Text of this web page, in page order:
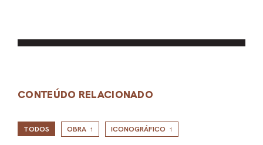
CONTEÚDO RELACIONADO
TODOS OBRA 1 ICONOGRÁFICO 1